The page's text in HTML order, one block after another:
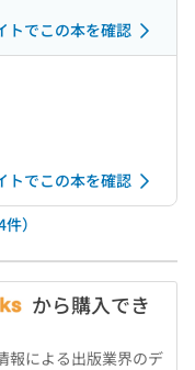
トでこの本を確認
トでこの本を確認
）
から購入でき
報による出版業界のデ